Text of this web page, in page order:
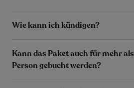
Wie kann ich kündigen?
Kann das Paket auch für mehr
Person gebucht werden?